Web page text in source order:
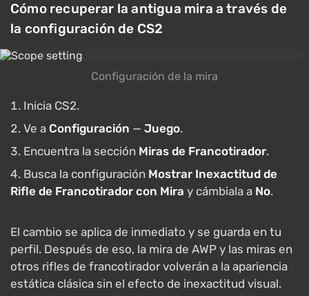
Cómo recuperar la antigua mira a través de
la configuración de CS2
Configuración de la mira
Inicia CS2.
Ve a Configuración — Juego.
Encuentra la sección Miras de Francotirador.
Busca la configuración Mostrar Inexactitud de
Rifle de Francotirador con Mira y cámbiala a No.
El cambio se aplica de inmediato y se guarda en tu
perfil. Después de eso, la mira de AWP y las miras en
otros rifles de francotirador volverán a la apariencia
estática clásica sin el efecto de inexactitud visual.